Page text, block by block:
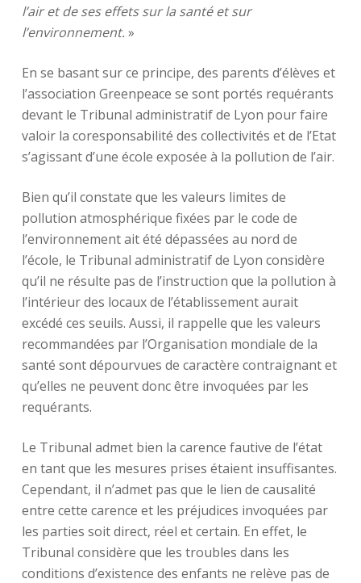
l’air et de ses effets sur la santé et sur
l’environnement. »
En se basant sur ce principe, des parents d’élèves et
l’association Greenpeace se sont portés requérants
devant le Tribunal administratif de Lyon pour faire
valoir la coresponsabilité des collectivités et de l’Etat
s’agissant d’une école exposée à la pollution de l’air.
Bien qu’il constate que les valeurs limites de
pollution atmosphérique fixées par le code de
l’environnement ait été dépassées au nord de
l’école, le Tribunal administratif de Lyon considère
qu’il ne résulte pas de l’instruction que la pollution à
l’intérieur des locaux de l’établissement aurait
excédé ces seuils. Aussi, il rappelle que les valeurs
recommandées par l’Organisation mondiale de la
santé sont dépourvues de caractère contraignant et
qu’elles ne peuvent donc être invoquées par les
requérants.
Le Tribunal admet bien la carence fautive de l’état
en tant que les mesures prises étaient insuffisantes.
Cependant, il n’admet pas que le lien de causalité
entre cette carence et les préjudices invoquées par
les parties soit direct, réel et certain. En effet, le
Tribunal considère que les troubles dans les
conditions d’existence des enfants ne relève pas de